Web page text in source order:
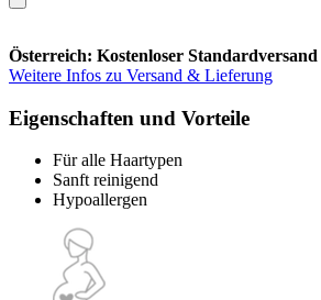
Österreich: Kostenloser Standardversand
Weitere Infos zu Versand & Lieferung
Eigenschaften und Vorteile
Für alle Haartypen
Sanft reinigend
Hypoallergen